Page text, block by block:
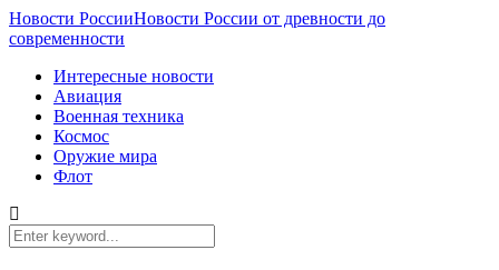
Новости РоссииНовости России от древности до
современности
Интересные новости
Авиация
Военная техника
Космос
Оружие мира
Флот